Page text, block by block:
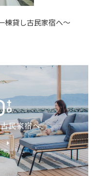
棟貸し古民家宿へ〜